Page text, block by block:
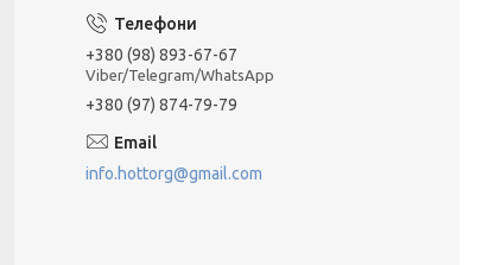
+380 (98) 893-67-67
Viber/Telegram/WhatsApp
+380 (97) 874-79-79
info.hottorg@gmail.com